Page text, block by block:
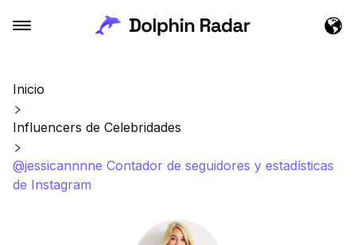
Inicio
Influencers de Celebridades
@jessicannnne Contador de seguidores y estadísticas
de Instagram